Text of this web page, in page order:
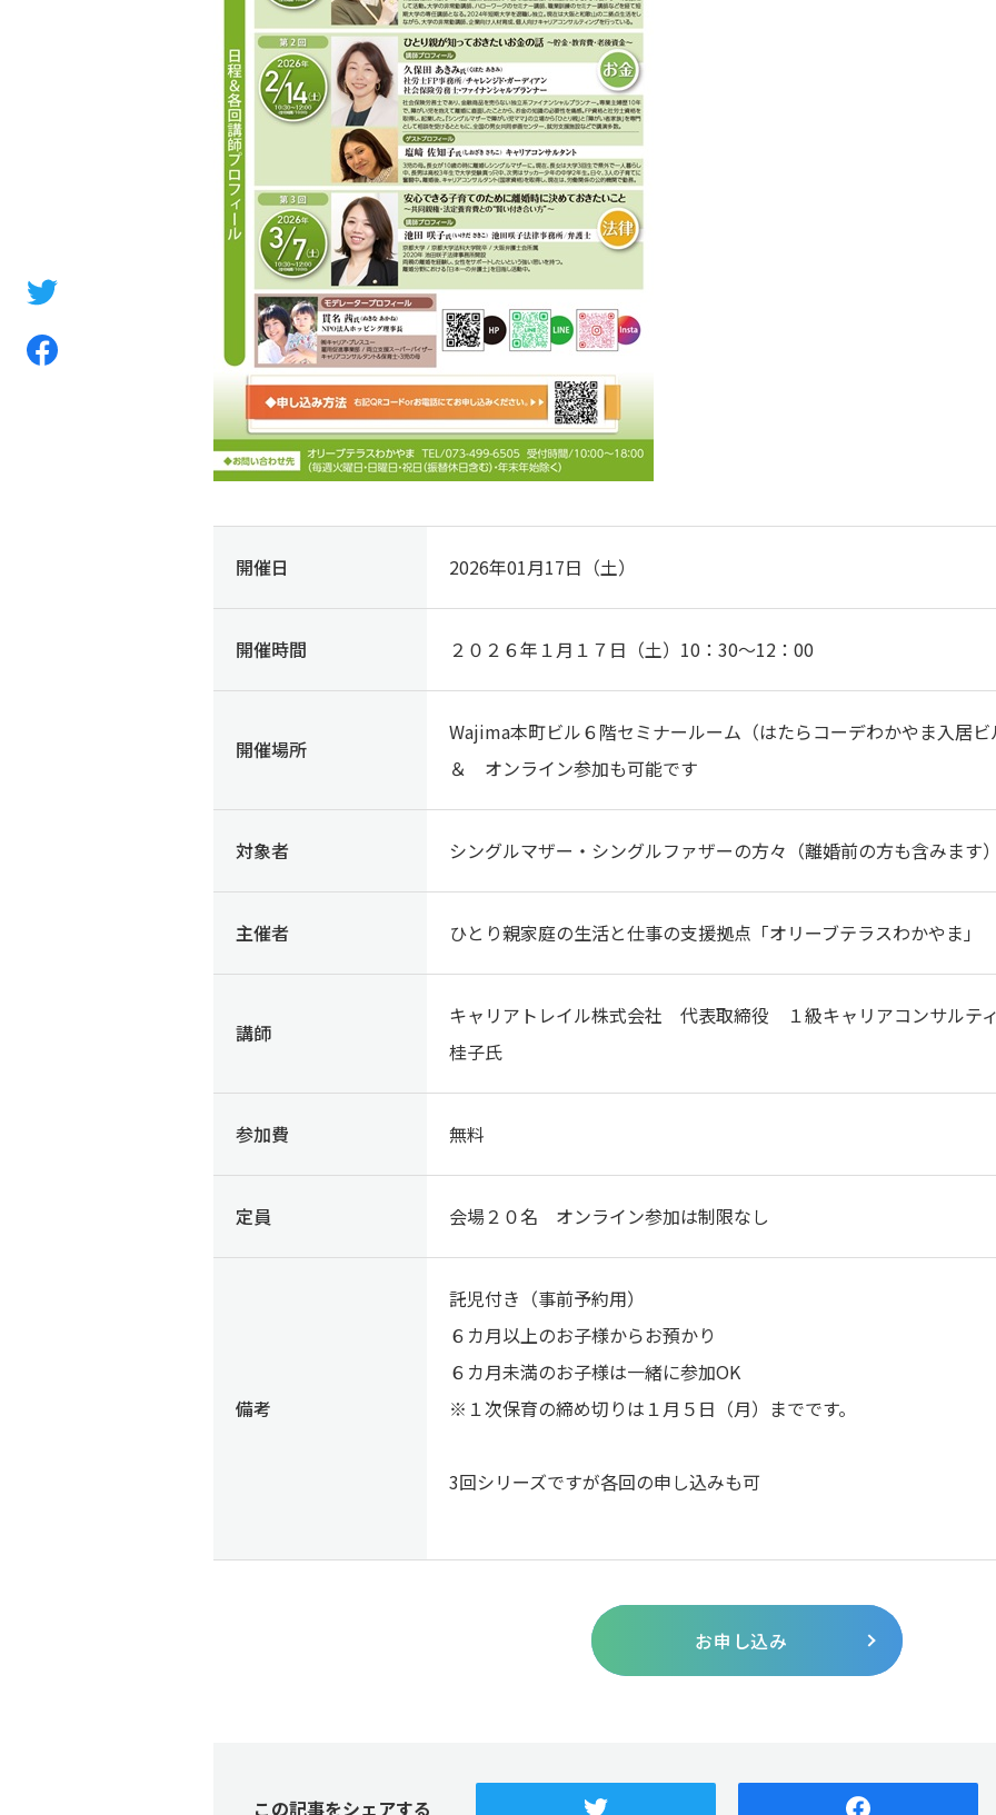
開催日 2026年01月17日（土）
開催時間 ２０２６年１月１７日（土）10：30～12：00
開催場所
Wajima本町ビル６階セミナールーム（はたらコーデわかやま入居ビ
＆ オンライン参加も可能です
対象者 シングルマザー・シングルファザーの方々（離婚前の方も含みます）
主催者 ひとり親家庭の生活と仕事の支援拠点「オリーブテラスわかやま」
講師
キャリアトレイル株式会社 代表取締役 １級キャリアコンサルテ
桂子氏
参加費 無料
定員 会場２０名 オンライン参加は制限なし
備考
託児付き（事前予約用）
６カ月以上のお子様からお預かり
６カ月未満のお子様は一緒に参加OK
※１次保育の締め切りは１月５日（月）までです。
3回シリーズですが各回の申し込みも可
お申し込み
この記事をシェアする